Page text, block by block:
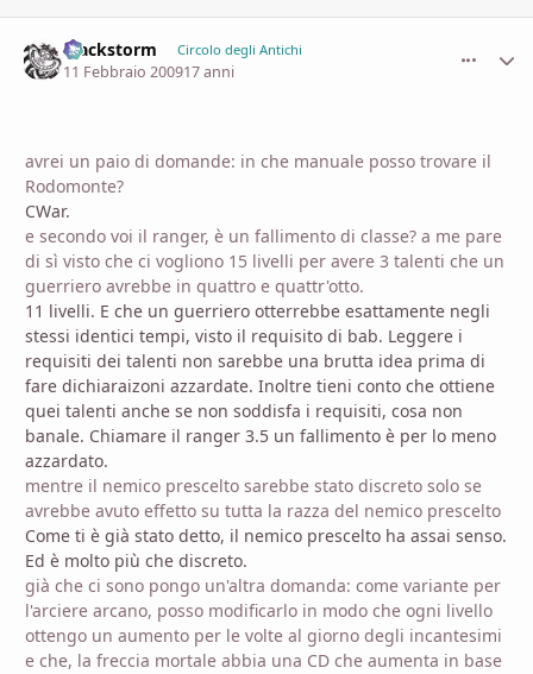
Blackstorm Circolo degli Antichi
11 Febbraio 200917 anni
avrei un paio di domande: in che manuale posso trovare il
Rodomonte?
CWar.
e secondo voi il ranger, è un fallimento di classe? a me pare
di sì visto che ci vogliono 15 livelli per avere 3 talenti che un
guerriero avrebbe in quattro e quattr'otto.
11 livelli. E che un guerriero otterrebbe esattamente negli
stessi identici tempi, visto il requisito di bab. Leggere i
requisiti dei talenti non sarebbe una brutta idea prima di
fare dichiaraizoni azzardate. Inoltre tieni conto che ottiene
quei talenti anche se non soddisfa i requisiti, cosa non
banale. Chiamare il ranger 3.5 un fallimento è per lo meno
azzardato.
mentre il nemico prescelto sarebbe stato discreto solo se
avrebbe avuto effetto su tutta la razza del nemico prescelto
Come ti è già stato detto, il nemico prescelto ha assai senso.
Ed è molto più che discreto.
già che ci sono pongo un'altra domanda: come variante per
l'arciere arcano, posso modificarlo in modo che ogni livello
ottengo un aumento per le volte al giorno degli incantesimi
e che, la freccia mortale abbia una CD che aumenta in base